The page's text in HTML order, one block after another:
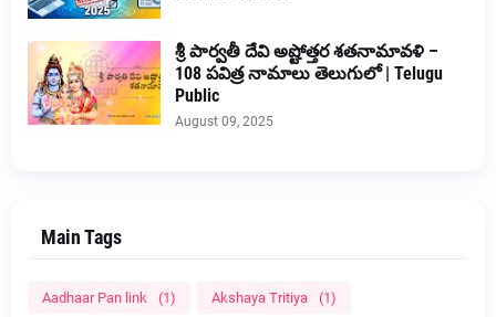
శ్రీ పార్వతీ దేవి అష్టోత్తర శతనామావళి –
108 పవిత్ర నామాలు తెలుగులో | Telugu
Public
August 09, 2025
Main Tags
Aadhaar Pan link (1) Akshaya Tritiya (1)